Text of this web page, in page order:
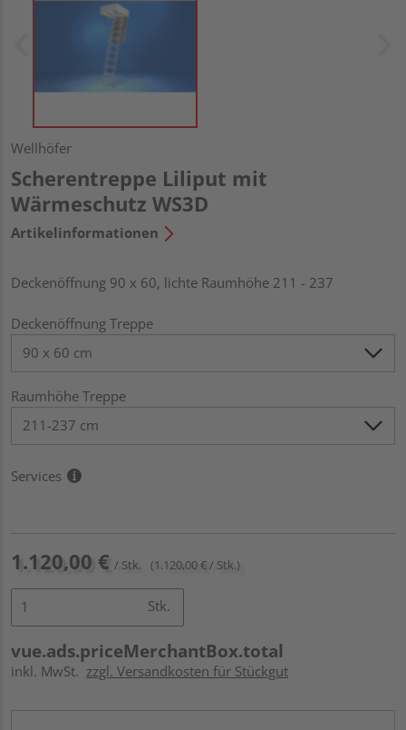
Wellhöfer
Scherentreppe Liliput mit
Wärmeschutz WS3D
Artikelinformationen
Deckenöffnung 90 x 60, lichte Raumhöhe 211 - 237
Deckenöffnung Treppe
Raumhöhe Treppe
Services
1.120,00 € / Stk. (1.120,00 € / Stk.)
Stk.
vue.ads.priceMerchantBox.total
inkl. MwSt. zzgl. Versandkosten für Stückgut